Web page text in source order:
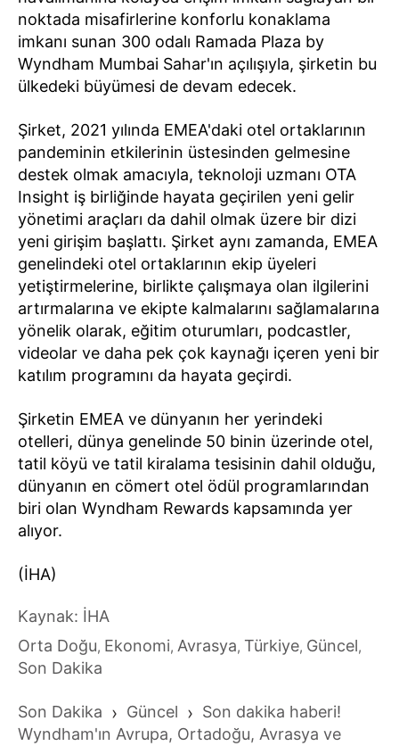
noktada misafirlerine konforlu konaklama
imkanı sunan 300 odalı Ramada Plaza by
Wyndham Mumbai Sahar'ın açılışıyla, şirketin bu
ülkedeki büyümesi de devam edecek.
Şirket, 2021 yılında EMEA'daki otel ortaklarının
pandeminin etkilerinin üstesinden gelmesine
destek olmak amacıyla, teknoloji uzmanı OTA
Insight iş birliğinde hayata geçirilen yeni gelir
yönetimi araçları da dahil olmak üzere bir dizi
yeni girişim başlattı. Şirket aynı zamanda, EMEA
genelindeki otel ortaklarının ekip üyeleri
yetiştirmelerine, birlikte çalışmaya olan ilgilerini
artırmalarına ve ekipte kalmalarını sağlamalarına
yönelik olarak, eğitim oturumları, podcastler,
videolar ve daha pek çok kaynağı içeren yeni bir
katılım programını da hayata geçirdi.
Şirketin EMEA ve dünyanın her yerindeki
otelleri, dünya genelinde 50 binin üzerinde otel,
tatil köyü ve tatil kiralama tesisinin dahil olduğu,
dünyanın en cömert otel ödül programlarından
biri olan Wyndham Rewards kapsamında yer
alıyor.
(İHA)
Kaynak: İHA
Orta Doğu, Ekonomi, Avrasya, Türkiye, Güncel,
Son Dakika
Son Dakika › Güncel › Son dakika haberi!
Wyndham'ın Avrupa, Ortadoğu, Avrasya ve